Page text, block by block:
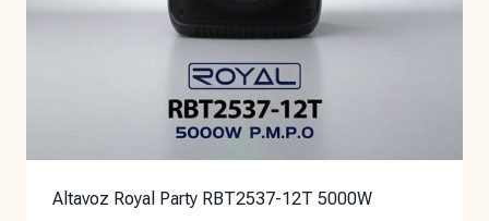
Altavoz Royal Party RBT2537-12T 5000W